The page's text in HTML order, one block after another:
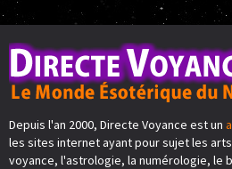
Depuis l'an 2000, Directe Voyance est un
les sites internet ayant pour sujet les
voyance, l'astrologie, la numérologie, le